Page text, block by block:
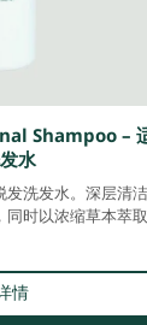
Shampoo –
水
洗发水。深层清
时以浓缩草本萃
情